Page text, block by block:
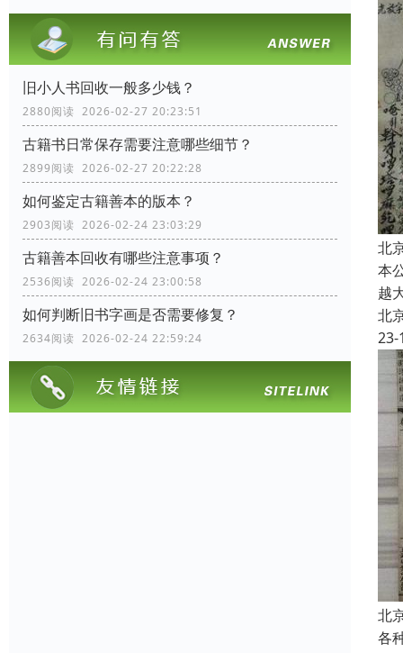
旧小人书回收一般多少钱？
2880阅读 2026-02-27 20:23:51
古籍书日常保存需要注意哪些细节？
2899阅读 2026-02-27 20:22:28
如何鉴定古籍善本的版本？
2903阅读 2026-02-24 23:03:29
古籍善本回收有哪些注意事项？
2536阅读 2026-02-24 23:00:58
如何判断旧书字画是否需要修复？
2634阅读 2026-02-24 22:59:24
北
本
越
北
23-
北
各